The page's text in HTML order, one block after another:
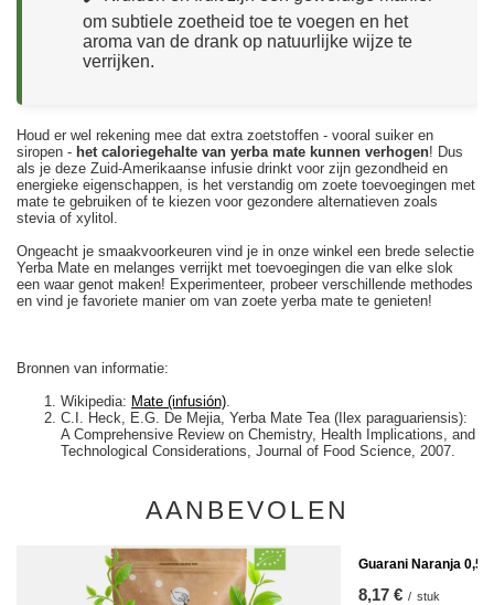
om subtiele zoetheid toe te voegen en het
aroma van de drank op natuurlijke wijze te
verrijken.
Houd er wel rekening mee dat extra zoetstoffen - vooral suiker en
siropen - het caloriegehalte van yerba mate kunnen verhogen! Dus
als je deze Zuid-Amerikaanse infusie drinkt voor zijn gezondheid en
energieke eigenschappen, is het verstandig om zoete toevoegingen met
mate te gebruiken of te kiezen voor gezondere alternatieven zoals
stevia of xylitol.
Ongeacht je smaakvoorkeuren vind je in onze winkel een brede selectie
Yerba Mate en melanges verrijkt met toevoegingen die van elke slok
een waar genot maken! Experimenteer, probeer verschillende methodes
en vind je favoriete manier om van zoete yerba mate te genieten!
Bronnen van informatie:
Wikipedia: Mate (infusión)
C.I. Heck, E.G. De Mejia, Yerba Mate Tea (Ilex paraguariensis):
A Comprehensive Review on Chemistry, Health Implications, and
Technological Considerations, Journal of Food Science, 2007.
AANBEVOLEN
Guarani Naranja 0,5
8,17 € / stuk